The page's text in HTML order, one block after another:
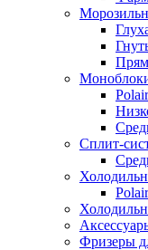
Polair
Сплит-
Polair
Фризеры